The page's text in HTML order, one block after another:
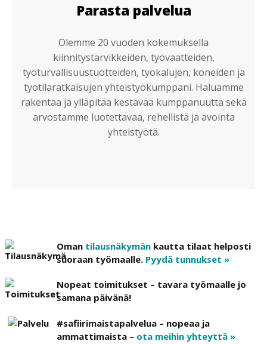
Parasta palvelua
Olemme 20 vuoden kokemuksella
kiinnitystarvikkeiden, työvaatteiden,
työturvallisuustuotteiden, työkalujen, koneiden ja
työtilaratkaisujen yhteistyökumppani. Haluamme
rakentaa ja ylläpitää kestävää kumppanuutta sekä
arvostamme luotettavaa, rehellistä ja avointa
yhteistyötä.
Oman tilausnäkymän kautta tilaat helposti
suoraan työmaalle. Pyydä tunnukset »
Nopeat toimitukset – tavara työmaalle jo
samana päivänä!
#safiirimaistapalvelua – nopeaa ja
ammattimaista – ota meihin yhteyttä »